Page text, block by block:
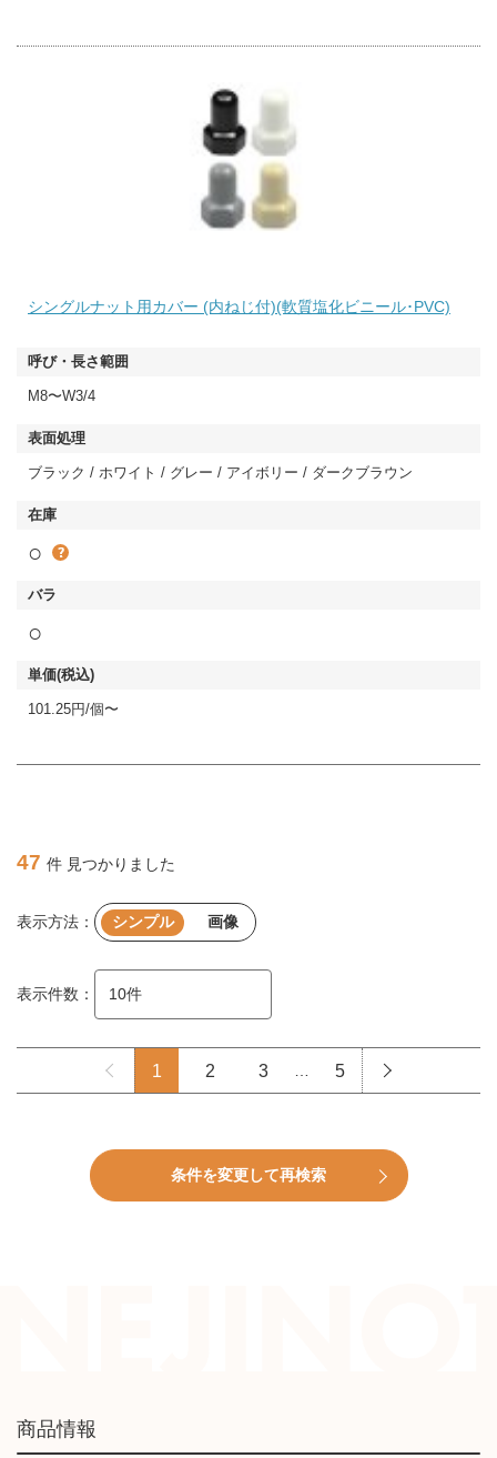
シングルナット用カバー (内ねじ付)(軟質塩化ビニール･PVC)
M8〜W3/4
ブラック / ホワイト / グレー / アイボリー / ダークブラウン
○
○
101.25円/個〜
47 件 見つかりました
表示方法： シンプル 画像
表示件数：
1 2 3 5
条件を変更して再検索
商品情報